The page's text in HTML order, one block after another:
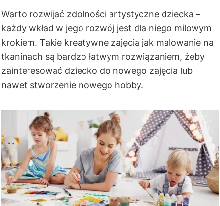
Warto rozwijać zdolności artystyczne dziecka –
każdy wkład w jego rozwój jest dla niego milowym
krokiem. Takie kreatywne zajęcia jak malowanie na
tkaninach są bardzo łatwym rozwiązaniem, żeby
zainteresować dziecko do nowego zajęcia lub
nawet stworzenie nowego hobby.